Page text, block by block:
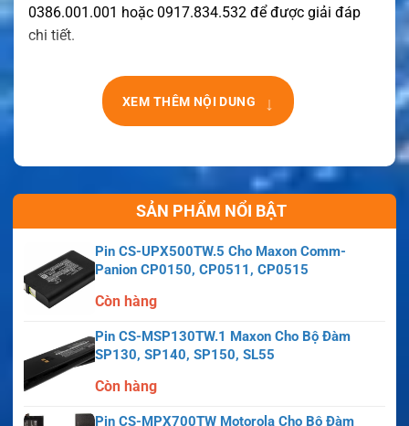
0386.001.001 hoặc 0917.834.532 để được giải đáp
chi tiết.
XEM THÊM NỘI DUNG ↓
SẢN PHẨM NỔI BẬT
Pin CS-UPX500TW.5 Cho Maxon Comm-
Panion CP0150, CP0511, CP0515
Còn hàng
Pin CS-MSP130TW.1 Maxon Cho Bộ Đàm
SP130, SP140, SP150, SL55
Còn hàng
Pin CS-MPX700TW Motorola Cho Bộ Đàm